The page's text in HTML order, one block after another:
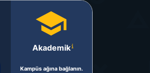
Akademik
Kampüs ağına bağlanın.